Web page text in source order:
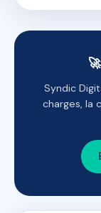
Syndic
charges, la